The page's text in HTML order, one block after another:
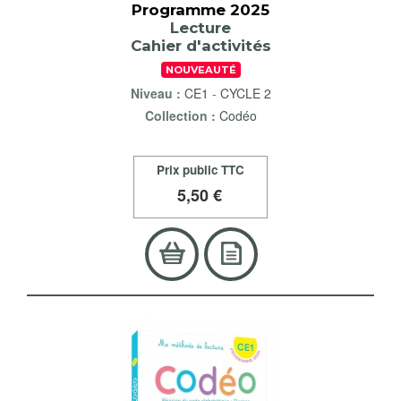
Programme 2025
Lecture
Cahier d'activités
NOUVEAUTÉ
Niveau : CE1 - CYCLE 2
Collection : Codéo
Prix public TTC
5,50 €